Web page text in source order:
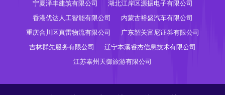
宁夏泽丰建筑有限公司
湖北江岸区源振电子有限公司
香港优达人工智能有限公司
内蒙古裕盛汽车有限公司
重庆合川区真雷物流有限公司
广东韶关富尼证券有限公司
吉林群先服务有限公司
辽宁本溪睿杰信息技术有限公司
江苏泰州天御旅游有限公司